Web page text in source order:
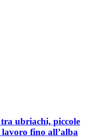
ubriachi, piccole
fino all’alba